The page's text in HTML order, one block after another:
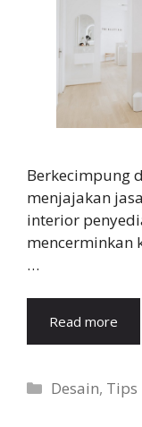
Berkecimpung
menjajakan
interior
mencerminkan
…
Read more
Categories
Desain, Tips